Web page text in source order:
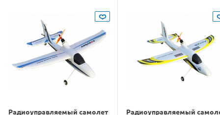
Радиоуправляемый самолет
Радиоуправляемый